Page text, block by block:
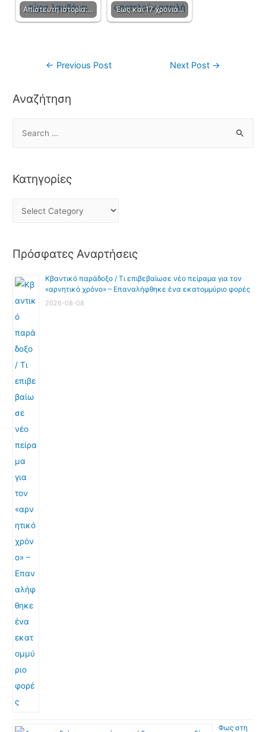
Απίστευτη ιστορία:… Έως και 17 χρόνια…
← Previous Post Next Post →
Αναζήτηση
Κατηγορίες
Πρόσφατες Αναρτήσεις
Κβαντικό παράδοξο / Τι επιβεβαίωσε νέο πείραμα για τον
«αρνητικό χρόνο» – Επαναλήφθηκε ένα εκατομμύριο φορές
2026-08-08
Φως στη